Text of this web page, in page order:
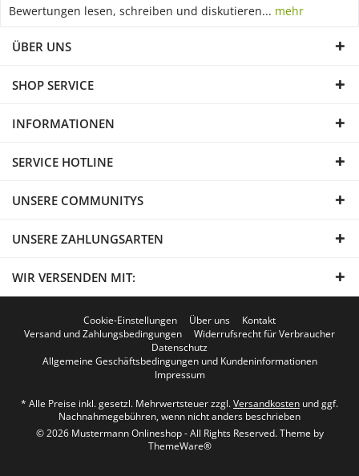
Bewertungen lesen, schreiben und diskutieren... mehr
ÜBER UNS
SHOP SERVICE
INFORMATIONEN
SERVICE HOTLINE
UNSERE COMMUNITYS
UNSERE ZAHLUNGSARTEN
WIR VERSENDEN MIT:
Cookie-Einstellungen Über uns
Kontakt
Versand und Zahlungsbedingungen
Widerrufsrecht für Verbraucher
Datenschutz
Allgemeine Geschäftsbedingungen und Kundeninformationen
Impressum
* Alle Preise inkl. gesetzl. Mehrwertsteuer zzgl.Versandkosten und ggf.
Nachnahmegebühren, wenn nicht anders beschrieben
© 2026 Mustermann Onlineshop - All Rights Reserved. Theme by
ThemeWare®